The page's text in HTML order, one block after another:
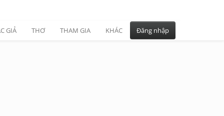
GIẢ THƠ THAM GIA KHÁC Đăng nhập